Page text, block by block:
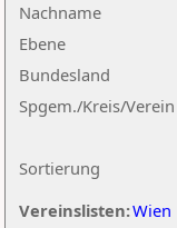
Nachname
Ebene
Sortierung
Bundesland
Spgem./Kreis/Verein
Vereinslisten:Wien